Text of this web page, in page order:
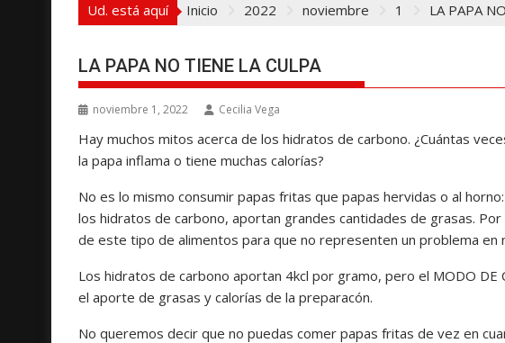
Ud. está aquí Inicio 2022 noviembre 1 LA PAPA
LA PAPA NO TIENE LA CULPA
noviembre 1, 2022 Cecilia Vega
Hay muchos mitos acerca de los hidratos de carbono. ¿Cuántas
la papa inflama o tiene muchas calorías?
No es lo mismo consumir papas fritas que papas hervidas o al
los hidratos de carbono, aportan grandes cantidades de grasas.
de este tipo de alimentos para que no representen un problema en
Los hidratos de carbono aportan 4kcl por gramo, pero el MODO DE
el aporte de grasas y calorías de la preparacón.
No queremos decir que no puedas comer papas fritas de vez en